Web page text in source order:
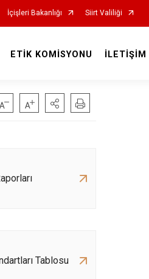
İçişleri Bakanlığı Siirt Valiliği
ETİK KOMİSYONU İLETİŞİM
Tablosu